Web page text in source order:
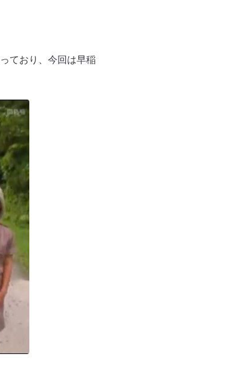
ており、今回は早稲